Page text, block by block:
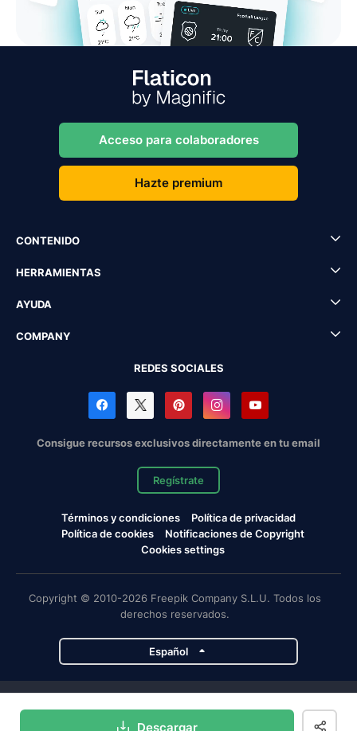
Descargar
Acceso para colaboradores
Hazte premium
CONTENIDO
HERRAMIENTAS
AYUDA
COMPANY
REDES SOCIALES
Consigue recursos exclusivos directamente en tu email
Regístrate
Términos y condiciones
Política de privacidad
Política de cookies
Notificaciones de Copyright
Cookies settings
Copyright © 2010-2026 Freepik Company S.L.U. Todos los
derechos reservados.
Español